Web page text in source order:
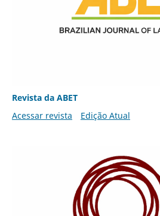
Revista da ABET
Acessar revista
Edição Atual